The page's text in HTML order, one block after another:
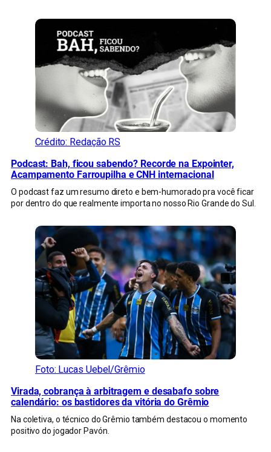
Crédito: Redação RS
Podcast: Bah, ficou sabendo? Recorde na Expointer,
Acampamento Farroupilha e CNH internacional
O podcast faz um resumo direto e bem-humorado pra você ficar
por dentro do que realmente importa no nosso Rio Grande do Sul.
Foto: Lucas Uebel/Grêmio
Virada, cobrança à arbitragem e desabafo sobre
calendário: os bastidores da vitória do Grêmio
Na coletiva, o técnico do Grêmio também destacou o momento
positivo do jogador Pavón.